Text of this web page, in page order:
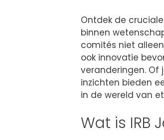
Ontdek de
binnen
comités niet
ook innovatie
veranderingen. Of
inzichten bieden
in de wereld van
Wat is IRB